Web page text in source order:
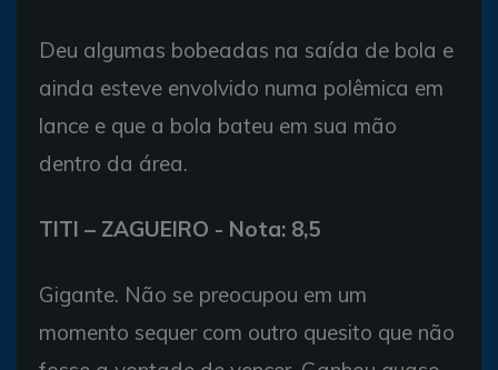
Deu algumas bobeadas na saída de bola e
ainda esteve envolvido numa polêmica em
lance e que a bola bateu em sua mão
dentro da área.
TITI – ZAGUEIRO - Nota: 8,5
Gigante. Não se preocupou em um
momento sequer com outro quesito que não